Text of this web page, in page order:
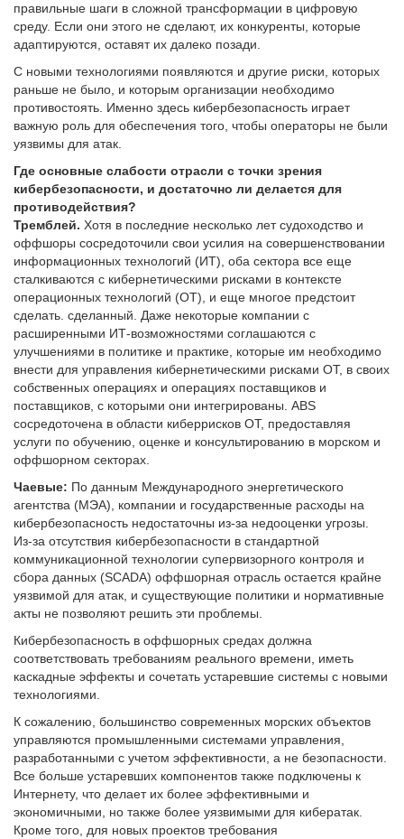
правильные шаги в сложной трансформации в цифровую
среду. Если они этого не сделают, их конкуренты, которые
адаптируются, оставят их далеко позади.
С новыми технологиями появляются и другие риски, которых
раньше не было, и которым организации необходимо
противостоять. Именно здесь кибербезопасность играет
важную роль для обеспечения того, чтобы операторы не были
уязвимы для атак.
Где основные слабости отрасли с точки зрения
кибербезопасности, и достаточно ли делается для
противодействия?
Тремблей. Хотя в последние несколько лет судоходство и
оффшоры сосредоточили свои усилия на совершенствовании
информационных технологий (ИТ), оба сектора все еще
сталкиваются с кибернетическими рисками в контексте
операционных технологий (ОТ), и еще многое предстоит
сделать. сделанный. Даже некоторые компании с
расширенными ИТ-возможностями соглашаются с
улучшениями в политике и практике, которые им необходимо
внести для управления кибернетическими рисками OT, в своих
собственных операциях и операциях поставщиков и
поставщиков, с которыми они интегрированы. ABS
сосредоточена в области киберрисков OT, предоставляя
услуги по обучению, оценке и консультированию в морском и
оффшорном секторах.
Чаевые: По данным Международного энергетического
агентства (МЭА), компании и государственные расходы на
кибербезопасность недостаточны из-за недооценки угрозы.
Из-за отсутствия кибербезопасности в стандартной
коммуникационной технологии супервизорного контроля и
сбора данных (SCADA) оффшорная отрасль остается крайне
уязвимой для атак, и существующие политики и нормативные
акты не позволяют решить эти проблемы.
Кибербезопасность в оффшорных средах должна
соответствовать требованиям реального времени, иметь
каскадные эффекты и сочетать устаревшие системы с новыми
технологиями.
К сожалению, большинство современных морских объектов
управляются промышленными системами управления,
разработанными с учетом эффективности, а не безопасности.
Все больше устаревших компонентов также подключены к
Интернету, что делает их более эффективными и
экономичными, но также более уязвимыми для кибератак.
Кроме того, для новых проектов требования